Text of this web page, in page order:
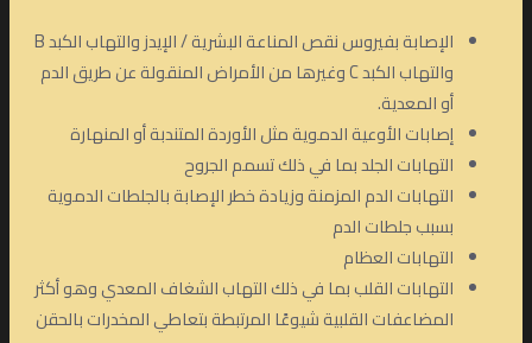
الإصابة بفيروس نقص المناعة البشرية / الإيدز والتهاب الكبد B
والتهاب الكبد C وغيرها من الأمراض المنقولة عن طريق الدم
أو المعدية.
إصابات الأوعية الدموية مثل الأوردة المتندبة أو المنهارة
التهابات الجلد بما في ذلك تسمم الجروح
التهابات الدم المزمنة وزيادة خطر الإصابة بالجلطات الدموية
بسبب جلطات الدم
التهابات العظام
التهابات القلب بما في ذلك التهاب الشغاف المعدي وهو أكثر
المضاعفات القلبية شيوعًا المرتبطة بتعاطي المخدرات بالحقن